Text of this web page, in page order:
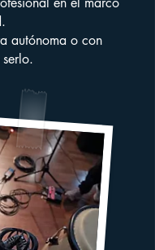
autónoma o con